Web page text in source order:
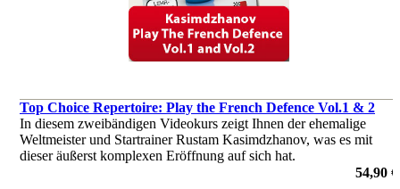
Top Choice Repertoire: Play the French Defence Vol.1 & 2
In diesem zweibändigen Videokurs zeigt Ihnen der ehemalige
Weltmeister und Startrainer Rustam Kasimdzhanov, was es mit
dieser äußerst komplexen Eröffnung auf sich hat.
54,90 €